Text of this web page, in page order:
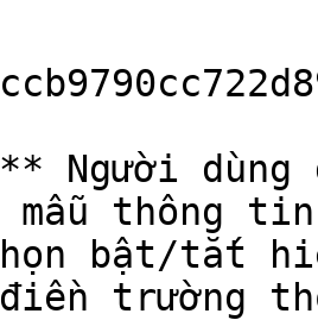
Người
thông
bật/tắt
điền trường